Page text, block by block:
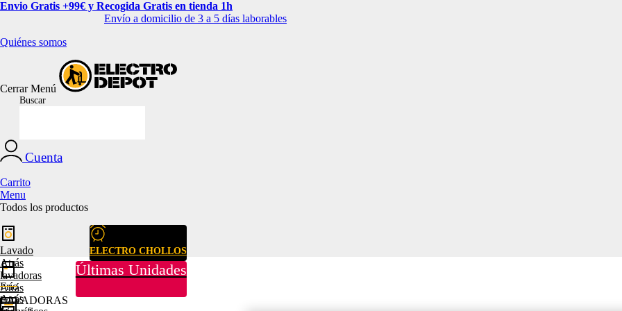
Envio Gratis +99€ y Recogida Gratis en tienda 1h
Envío a domicilio de 3 a 5 días laborables
Quiénes somos
CerrarMenú
Buscar
Cuenta
Carrito
Menu
Todos los productos
ELECTRO CHOLLOS
Últimas Unidades
Lavado
Atrás
lavadoras
Atrás
LAVADORAS
Frío
Atrás